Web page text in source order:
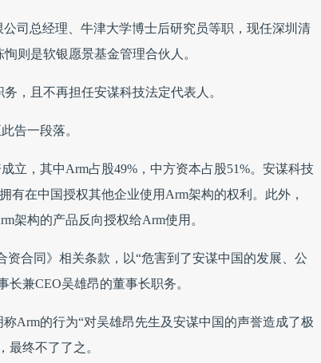
司总经理、牛津大学博士后研究员等职，现任深圳清
则是软银愿景基金管理合伙人。
，且不再担任安谋科技法定代表人。
告一段落。
立，其中Arm占股49%，中方资本占股51%。安谋科技
有在中国授权其他企业使用Arm架构的权利。此外，
架构的产品反向授权给Arm使用。
资合同》相关条款，以“危害到了安谋中国的发展、公
兼CEO吴雄昂的董事长职务。
Arm的行为“对吴雄昂先生及安谋中国的声誉造成了极
最终不了了之。